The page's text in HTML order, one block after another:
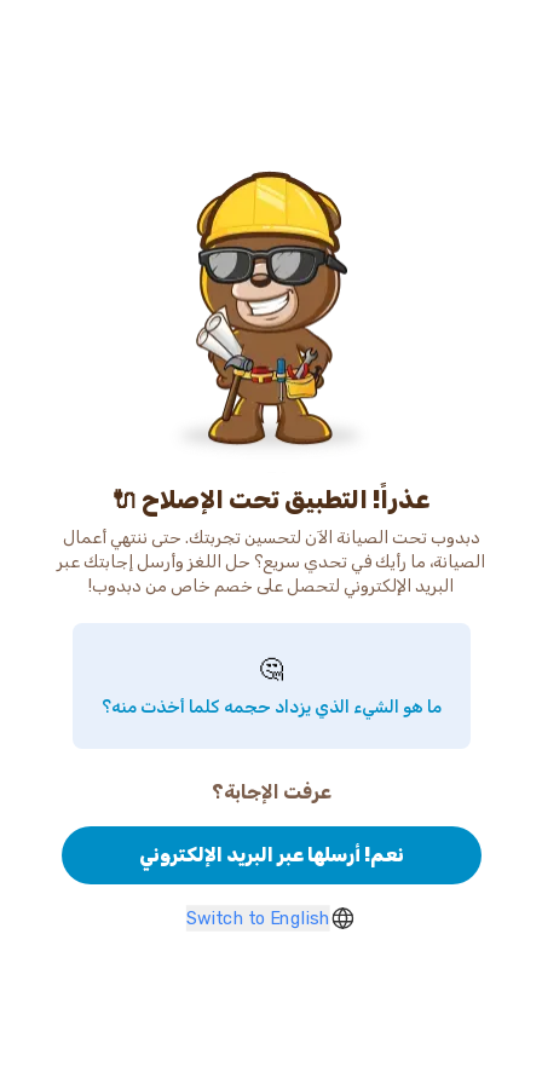
عذراً! التطبيق تحت الإصلاح 🔌
دبدوب تحت الصيانة الآن لتحسين تجربتك. حتى ننتهي أعمال
الصيانة، ما رأيك في تحدي سريع؟ حل اللغز وأرسل إجابتك عبر
البريد الإلكتروني لتحصل على خصم خاص من دبدوب!
🤔
ما هو الشيء الذي يزداد حجمه كلما أخذت منه؟
عرفت الإجابة؟
نعم! أرسلها عبر البريد الإلكتروني
Switch to English